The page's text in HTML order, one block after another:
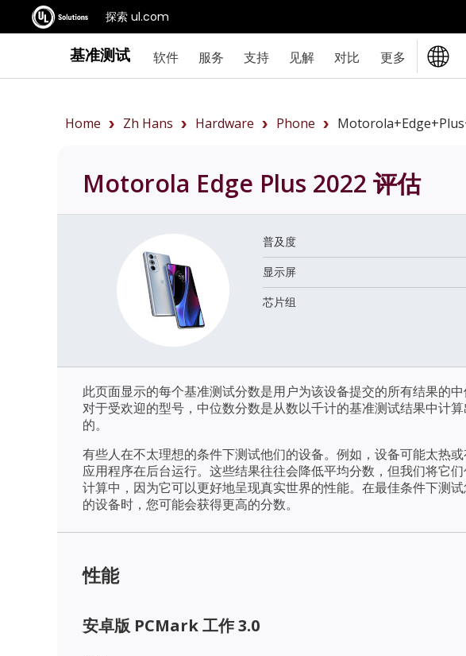
探索 ul.com
基准测试 软件 服务 支持 见解 对比 更多
Home Zh Hans Hardware Phone
Motorola Edge Plus 2022 评估
普及度
显示屏
芯片组
此页面显示的每个基准测试分数是用户为该设备提交的所有结果的中
对于受欢迎的型号，中位数分数是从数以千计的基准测试结果中计
的。
有些人在不太理想的条件下测试他们的设备。例如，设备可能太热
应用程序在后台运行。这些结果往往会降低平均分数，但我们将它
计算中，因为它可以更好地呈现真实世界的性能。在最佳条件下测试
的设备时，您可能会获得更高的分数。
性能
安卓版 PCMark 工作 3.0